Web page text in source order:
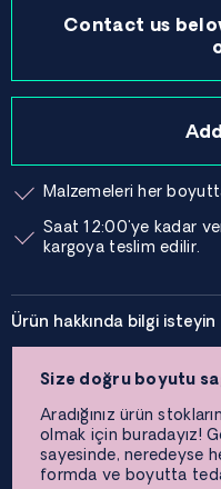
Contact us
Malzemeleri her
Saat 12:00'ye kadar
kargoya teslim edilir.
Ürün hakkında bilgi isteyin
Size doğru boyutu
Aradığınız ürün
olmak için buradayız!
sayesinde, neredeyse
formda ve boyutta